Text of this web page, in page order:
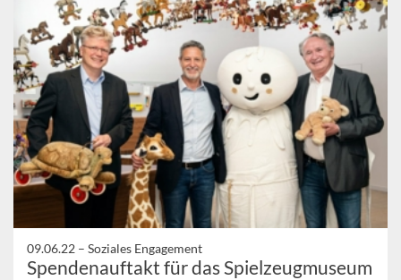
09.06.22 – Soziales Engagement
Spendenauftakt für das Spielzeugmuseum